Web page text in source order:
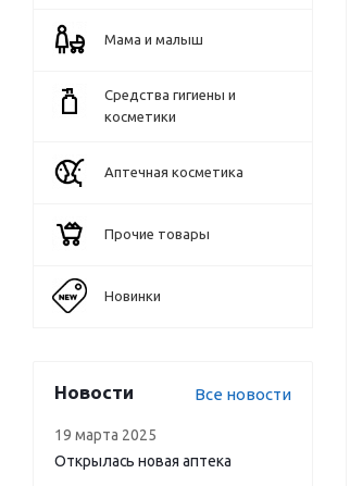
Мама и малыш
Средства гигиены и
косметики
Аптечная косметика
Прочие товары
Новинки
Новости Все новости
19 марта 2025
Открылась новая аптека